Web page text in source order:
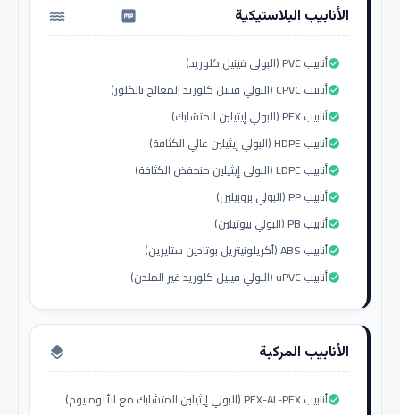
الأنابيب البلاستيكية water_pump
أنابيب PVC (البولي فينيل كلوريد)check_circle
أنابيب CPVC (البولي فينيل كلوريد المعالج بالكلور)check_circle
أنابيب PEX (البولي إيثيلين المتشابك)check_circle
أنابيب HDPE (البولي إيثيلين عالي الكثافة)check_circle
أنابيب LDPE (البولي إيثيلين منخفض الكثافة)check_circle
أنابيب PP (البولي بروبيلين)check_circle
أنابيب PB (البولي بيوتيلين)check_circle
أنابيب ABS (أكريلونيتريل بوتادين ستايرين)check_circle
أنابيب uPVC (البولي فينيل كلوريد غير الملدن)check_circle
الأنابيب المركبة layers
أنابيب PEX-AL-PEX (البولي إيثيلين المتشابك مع الألومنيوم)check_circle